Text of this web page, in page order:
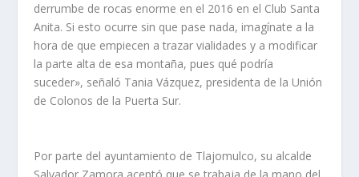
derrumbe de rocas enorme en el 2016 en el Club Santa
Anita. Si esto ocurre sin que pase nada, imagínate a la
hora de que empiecen a trazar vialidades y a modificar
la parte alta de esa montaña, pues qué podría
suceder», señaló Tania Vázquez, presidenta de la Unión
de Colonos de la Puerta Sur.
Por parte del ayuntamiento de Tlajomulco, su alcalde
Salvador Zamora aceptó que se trabaja de la mano del